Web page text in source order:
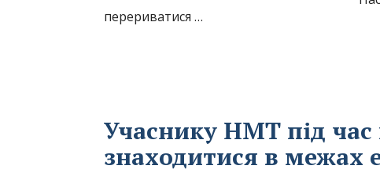
перериватися …
Учаснику НМТ під час
знаходитися в межах